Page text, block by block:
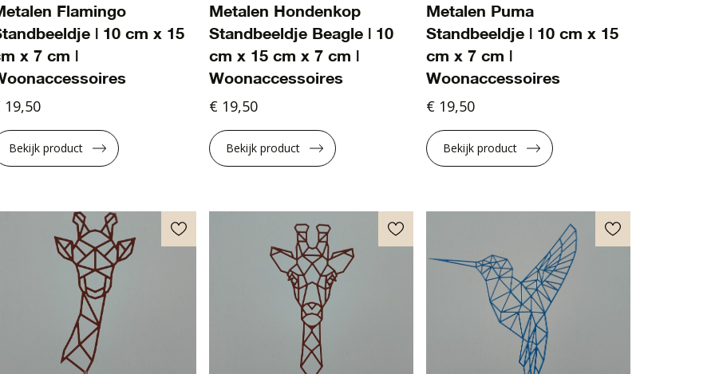
Flamingo
| 10 cm x 15
x 7 cm |
19,50
Bekijk product
Metalen Hondenkop
Standbeeldje Beagle | 10
cm x 15 cm x 7 cm |
Woonaccessoires
€ 19,50
Bekijk product
Metalen Puma
Standbeeldje | 10 cm x 15
cm x 7 cm |
Woonaccessoires
€ 19,50
Bekijk product